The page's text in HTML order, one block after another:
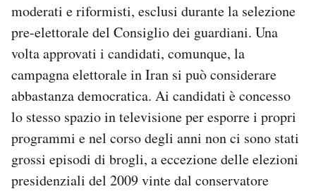
moderati e riformisti, esclusi durante la selezione
pre-elettorale del Consiglio dei guardiani. Una
volta approvati i candidati, comunque, la
campagna elettorale in Iran si può considerare
abbastanza democratica. Ai candidati è concesso
lo stesso spazio in televisione per esporre i propri
programmi e nel corso degli anni non ci sono stati
grossi episodi di brogli, a eccezione delle elezioni
presidenziali del 2009 vinte dal conservatore